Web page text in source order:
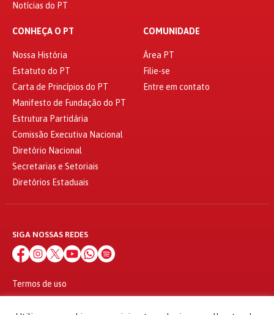
Notícias do PT
CONHEÇA O PT
Nossa História
Estatuto do PT
Carta de Princípios do PT
Manifesto de Fundação do PT
Estrutura Partidária
Comissão Executiva Nacional
Diretório Nacional
Secretarias e Setoriais
Diretórios Estaduais
COMUNIDADE
Área PT
Filie-se
Entre em contato
SIGA NOSSAS REDES
Termos de uso